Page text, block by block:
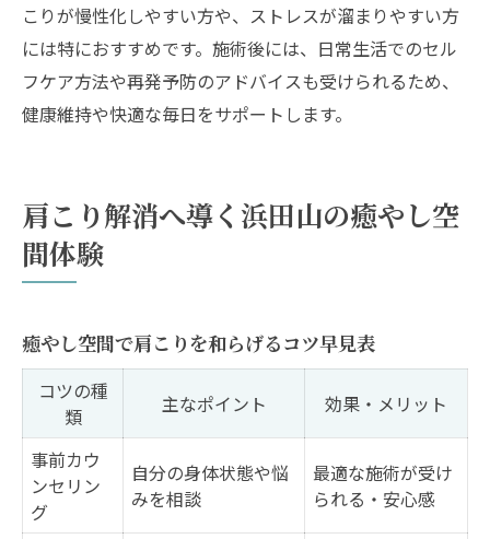
こりが慢性化しやすい方や、ストレスが溜まりやすい方
には特におすすめです。施術後には、日常生活でのセル
フケア方法や再発予防のアドバイスも受けられるため、
健康維持や快適な毎日をサポートします。
肩こり解消へ導く浜田山の癒やし空
間体験
癒やし空間で肩こりを和らげるコツ早見表
コツの種
類
主なポイント 効果・メリット
事前カウ
ンセリン
グ
自分の身体状態や悩
みを相談
最適な施術が受け
られる・安心感